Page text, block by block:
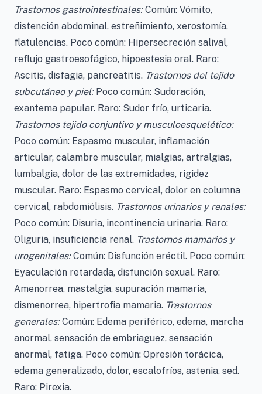
Trastornos gastrointestinales:Común: Vómito,
distención abdominal, estreñimiento, xerostomía,
flatulencias. Poco común: Hipersecreción salival,
reflujo gastroesofágico, hipoestesia oral. Raro:
Ascitis, disfagia, pancreatitis. Trastornos del tejido
subcutáneo y piel: Poco común: Sudoración,
exantema papular. Raro: Sudor frío, urticaria.
Trastornos tejido conjuntivo y musculoesquelético:
Poco común: Espasmo muscular, inflamación
articular, calambre muscular, mialgias, artralgias,
lumbalgia, dolor de las extremidades, rigidez
muscular. Raro: Espasmo cervical, dolor en columna
cervical, rabdomiólisis. Trastornos urinarios y renales:
Poco común: Disuria, incontinencia urinaria. Raro:
Oliguria, insuficiencia renal. Trastornos mamarios y
urogenitales:Común: Disfunción eréctil. Poco común:
Eyaculación retardada, disfunción sexual. Raro:
Amenorrea, mastalgia, supuración mamaria,
dismenorrea, hipertrofia mamaria. Trastornos
generales:Común: Edema periférico, edema, marcha
anormal, sensación de embriaguez, sensación
anormal, fatiga. Poco común: Opresión torácica,
edema generalizado, dolor, escalofríos, astenia, sed.
Raro: Pirexia.